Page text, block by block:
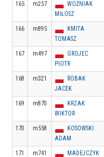
165 m257
WOŹNIAK
MIŁOSZ
166 m895
KMITA
TOMASZ
167 m497
GROJEC
PIOTR
168 m321
ROBAK
JACEK
169 m870
KRZAK
WIKTOR
170 m558
KOSOWSKI
ADAM
171 m741
MADEJCZYK